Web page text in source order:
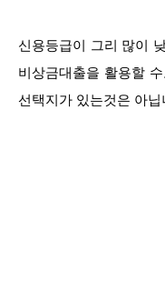
신용등급이 그리 많이
비상금대출을 활용할
선택지가 있는것은 아닙